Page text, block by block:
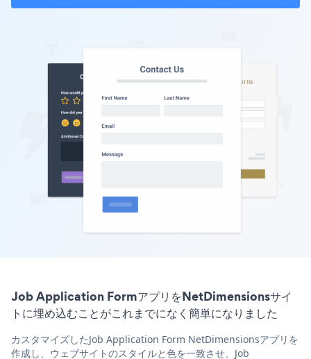
Job Application FormアプリをNetDimensionsサイ
トに埋め込むことがこれまでになく簡単になりました
カスタマイズしたJob Application Form NetDimensionsアプリを
作成し、ウェブサイトのスタイルと色を一致させ、Job